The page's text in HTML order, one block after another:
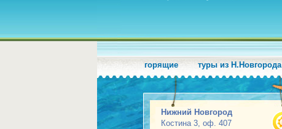
горящие туры из Н.Новгорода
Нижний Новгород
Костина 3, оф. 407